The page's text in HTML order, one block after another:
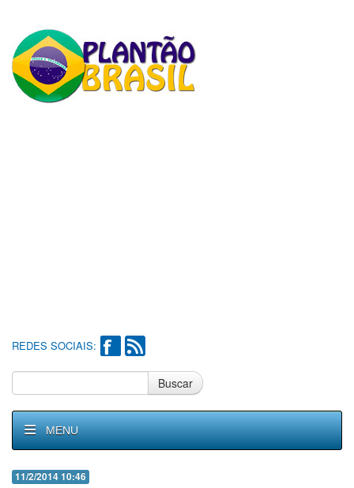
REDES SOCIAIS:
Buscar
MENU
11/2/2014 10:46